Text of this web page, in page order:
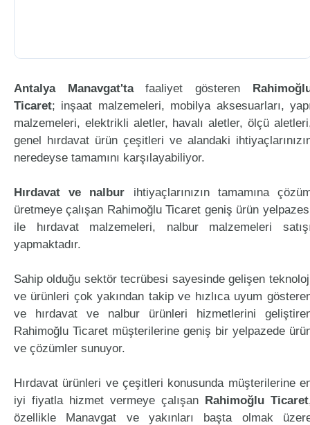
Antalya Manavgat'tafaaliyet gösteren
Ticaret; inşaat malzemeleri, mobilya aksesuarları,
malzemeleri, elektrikli aletler, havalı aletler, ölçü
genel hırdavat ürün çeşitleri ve alandaki
neredeyse tamamını karşılayabiliyor.
Hırdavat ve nalbur ihtiyaçlarınızın tamamına
üretmeye çalışan Rahimoğlu Ticaret geniş ürün
ile hırdavat malzemeleri, nalbur malzemeleri
yapmaktadır.
Sahip olduğu sektör tecrübesi sayesinde gelişen
ve ürünleri çok yakından takip ve hızlıca uyum
ve hırdavat ve nalbur ürünleri hizmetlerini
Rahimoğlu Ticaret müşterilerine geniş bir yelpazede
ve çözümler sunuyor.
Hırdavat ürünleri ve çeşitleri konusunda müşterilerine
iyi fiyatla hizmet vermeye çalışan Rahimoğlu Ticaret
özellikle Manavgat ve yakınları başta olmak